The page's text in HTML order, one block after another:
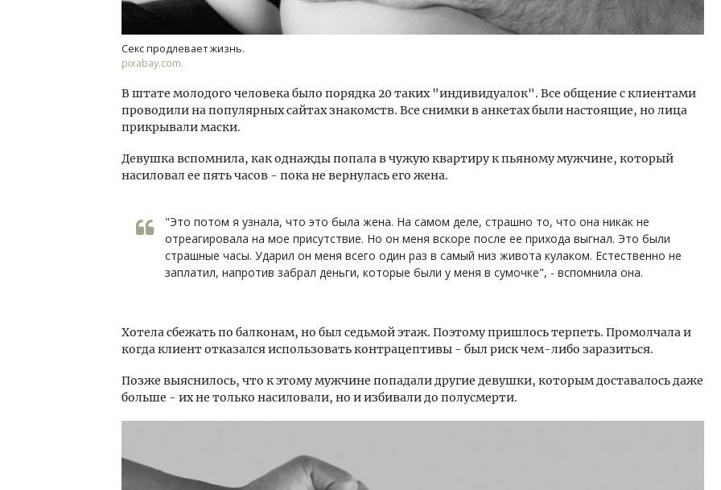
Секс продлевает жизнь.
pixabay.com.
В штате молодого человека было порядка 20 таких "‎индивидуалок". Все общение с клиентами
проводили на популярных сайтах знакомств. Все снимки в анкетах были настоящие, но лица
прикрывали маски.
Девушка вспомнила, как однажды попала в чужую квартиру к пьяному мужчине, который
насиловал ее пять часов - пока не вернулась его жена.
"Это потом я узнала, что это была жена. На самом деле, страшно то, что она никак не
отреагировала на мое присутствие. Но он меня вскоре после ее прихода выгнал. Это были
страшные часы. Ударил он меня всего один раз в самый низ живота кулаком. Естественно не
заплатил, напротив забрал деньги, которые были у меня в сумочке", - вспомнила она.
Хотела сбежать по балконам, но был седьмой этаж. Поэтому пришлось терпеть. Промолчала и
когда клиент отказался использовать контрацептивы - был риск чем-либо заразиться.
Позже выяснилось, что к этому мужчине попадали другие девушки, которым доставалось даже
больше - их не только насиловали, но и избивали до полусмерти.